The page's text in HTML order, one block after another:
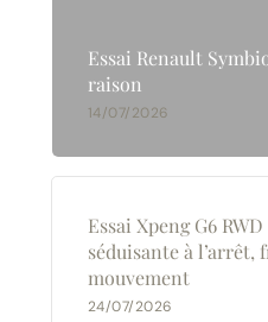
Essai Renault
raison
14/07/2026
Essai Xpeng G6
séduisante à l’arrêt,
mouvement
24/07/2026